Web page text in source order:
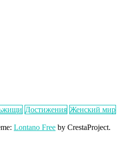
Достижения Женский мир
Lontano Free by CrestaProject.